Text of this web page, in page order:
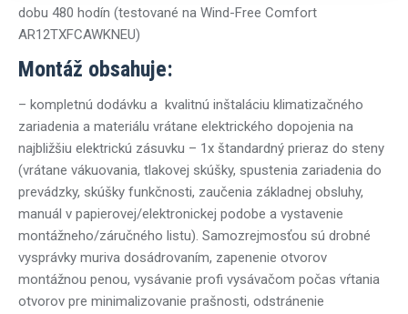
dobu 480 hodín (testované na Wind-Free Comfort
AR12TXFCAWKNEU)
Montáž obsahuje:
– kompletnú dodávku a kvalitnú inštaláciu klimatizačného
zariadenia a materiálu vrátane elektrického dopojenia na
najbližšiu elektrickú zásuvku – 1x štandardný prieraz do steny
(vrátane vákuovania, tlakovej skúšky, spustenia zariadenia do
prevádzky, skúšky funkčnosti, zaučenia základnej obsluhy,
manuál v papierovej/elektronickej podobe a vystavenie
montážneho/záručného listu). Samozrejmosťou sú drobné
vysprávky muriva dosádrovaním, zapenenie otvorov
montážnou penou, vysávanie profi vysávačom počas vŕtania
otvorov pre minimalizovanie prašnosti, odstránenie